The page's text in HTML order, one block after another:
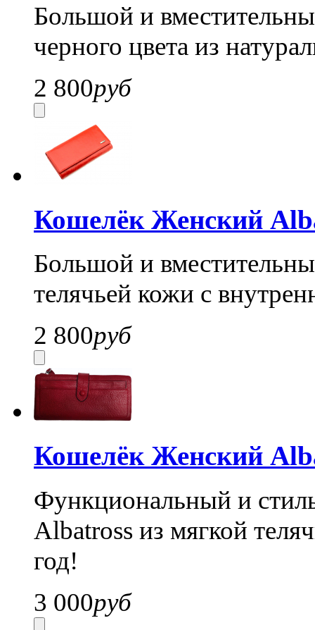
Большой и
черного цвета из
2 800руб
Кошелёк Женский
Большой и
телячьей кожи с
2 800руб
Кошелёк Женский
Функциональный и
Albatross из мягкой
год!
3 000руб